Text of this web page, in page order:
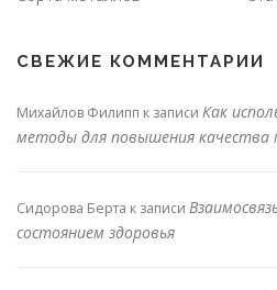
СВЕЖИЕ КОММЕНТАРИИ
Михайлов Филипп к записи Как
методы для повышения качества
Сидорова Берта к записи
состоянием здоровья